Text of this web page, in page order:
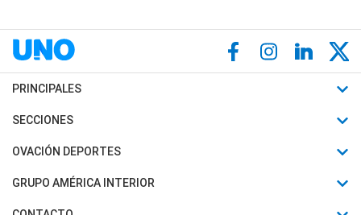
PRINCIPALES
Últimas Noticias
Política
SECCIONES
Horóscopo
Motores
OVACIÓN DEPORTES
Fútbol
Mundial
GRUPO AMÉRICA INTERIOR